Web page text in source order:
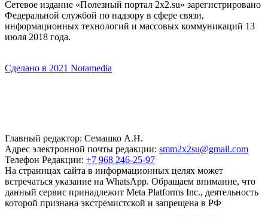
Сетевое издание «Полезный портал 2x2.su» зарегистрировано
Федеральной службой по надзору в сфере связи,
информационных технологий и массовых коммуникаций 13
июля 2018 года.
Сделано в 2021 Notamedia
Главный редактор: Семашко А.Н.
Адрес электронной почты редакции: smm2x2su@gmail.com
Телефон Редакции: +7 968 246-25-97
На страницах сайта в информационных целях может
встречаться указание на WhatsApp. Обращаем внимание, что
данный сервис принадлежит Meta Platforms Inc., деятельность
которой признана экстремистской и запрещена в РФ